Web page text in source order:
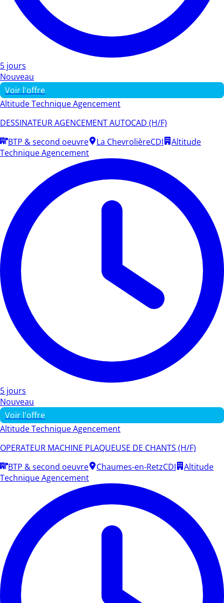
5 jours
Nouveau
Voir l'offre
Altitude Technique Agencement
DESSINATEUR AGENCEMENT AUTOCAD (H/F)
BTP & second oeuvre
La ChevrolièreCDI
Altitude
Technique Agencement
5 jours
Nouveau
Voir l'offre
Altitude Technique Agencement
OPERATEUR MACHINE PLAQUEUSE DE CHANTS (H/F)
BTP & second oeuvre
Chaumes-en-RetzCDI
Altitude
Technique Agencement